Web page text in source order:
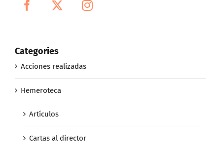
Categories
Acciones realizadas
Hemeroteca
Artículos
Cartas al director